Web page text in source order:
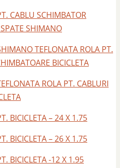
CABLU SCHIMBATOR
SHIMANO
TEFLONATA ROLA PT.
BICICLETA
ROLA PT. CABLURI
BICICLETA – 24 X 1.75
BICICLETA – 26 X 1.75
BICICLETA -12 X 1.95